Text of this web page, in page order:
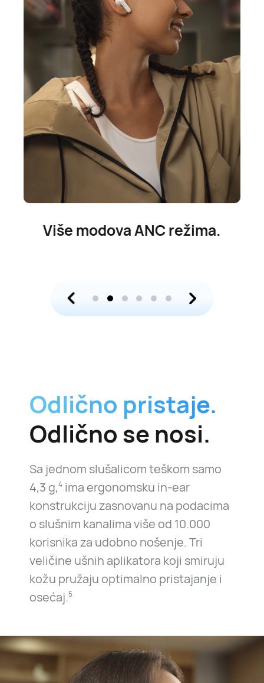
Više modova ANC režima.
Odlično pristaje.
Odlično se nosi.
Sa jednom slušalicom teškom samo
4,3 g,4ima ergonomsku in-ear
konstrukciju zasnovanu na podacima
o slušnim kanalima više od 10.000
korisnika za udobno nošenje. Tri
veličine ušnih aplikatora koji smiruju
kožu pružaju optimalno pristajanje i
osećaj.5